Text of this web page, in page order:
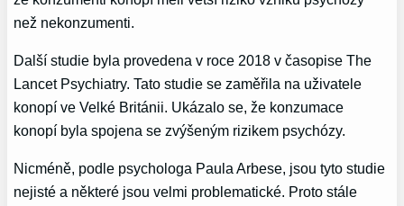
než nekonzumenti.
Další studie byla provedena v roce 2018 v časopise The
Lancet Psychiatry. Tato studie se zaměřila na uživatele
konopí ve Velké Británii. Ukázalo se, že konzumace
konopí byla spojena se zvýšeným rizikem psychózy.
Nicméně, podle psychologa Paula Arbese, jsou tyto studie
nejisté a některé jsou velmi problematické. Proto stále